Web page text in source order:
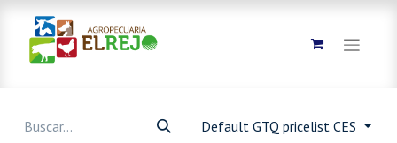
Default GTQ pricelist CES